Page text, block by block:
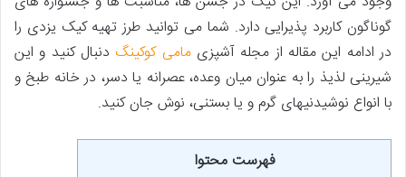
گوناگون کاربرد پذیرایی دارد. شما می ­توانید طرز تهیه کیک یزدی را
در ادامه این مقاله از مجله آشپزیمامی کوکینگدنبال کنید و این
شیرینی لذیذ را به عنوان میان وعده، عصرانه یا دسر، در خانه طبخ و
با انواع نوشیدنی­های گرم و یا بستنی، نوش جان کنید.
فهرست محتوا